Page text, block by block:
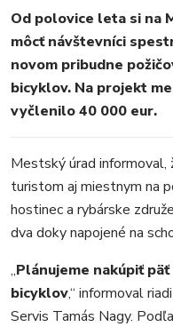
Od polovice leta si na
môcť návštevníci
novom pribudne
bicyklov. Na projekt
vyčlenilo 40 000 eur.
Mestský úrad informoval,
turistom aj miestnym na
hostinec a rybárske
dva doky napojené na
„Plánujeme nakúpiť
bicyklov,“ informoval
Servis Tamás Nagy.